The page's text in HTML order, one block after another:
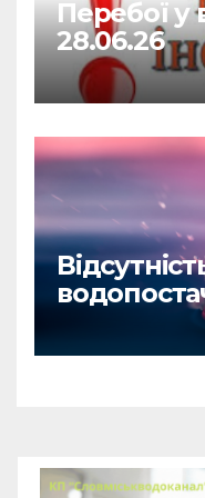
Перебої у
28.06.26